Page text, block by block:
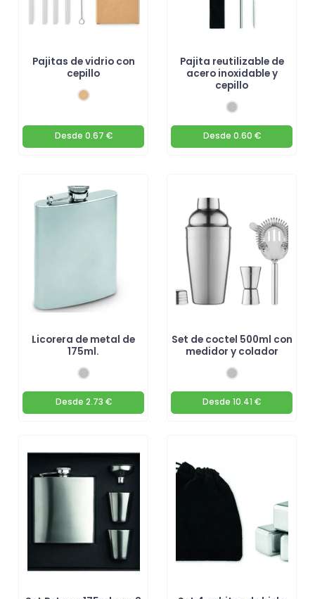
Pajitas de vidrio con
cepillo
Desde 0.67 €
Pajita reutilizable de
acero inoxidable y
cepillo
Desde 0.60 €
Licorera de metal de
175ml.
Desde 2.73 €
Set de coctel 500ml con
medidor y colador
Desde 10.41 €